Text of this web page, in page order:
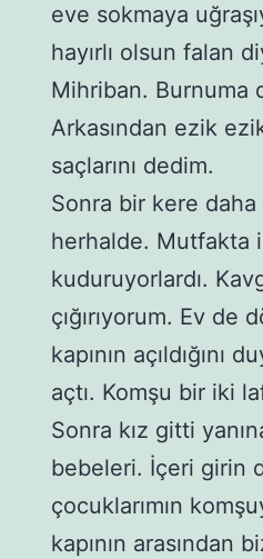
eve sokmaya
hayırlı olsun falan
Mihriban. Burnuma
Arkasından ezik
saçlarını dedim.
Sonra bir kere daha
herhalde. Mutfakta
kuduruyorlardı.
çığırıyorum. Ev de
kapının açıldığını
açtı. Komşu bir iki
Sonra kız gitti
bebeleri. İçeri girin
çocuklarımın
kapının arasından